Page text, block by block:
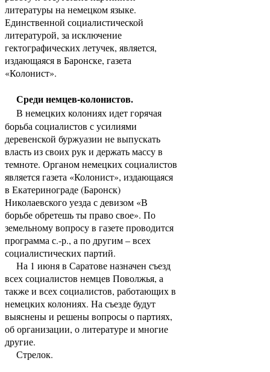
литературы на немецком языке.
Единственной социалистической
литературой, за исключение
гектографических летучек, является,
издающаяся в Баронске, газета
«Колонист».
Среди немцев-колонистов.
В немецких колониях идет горячая
борьба социалистов с усилиями
деревенской буржуазии не выпускать
власть из своих рук и держать массу в
темноте. Органом немецких социалистов
является газета «Колонист», издающаяся
в Екатеринограде (Баронск)
Николаевского уезда с девизом «В
борьбе обретешь ты право свое». По
земельному вопросу в газете проводится
программа с.-р., а по другим – всех
социалистических партий.
На 1 июня в Саратове назначен съезд
всех социалистов немцев Поволжья, а
также и всех социалистов, работающих в
немецких колониях. На съезде будут
выяснены и решены вопросы о партиях,
об организации, о литературе и многие
другие.
Стрелок.